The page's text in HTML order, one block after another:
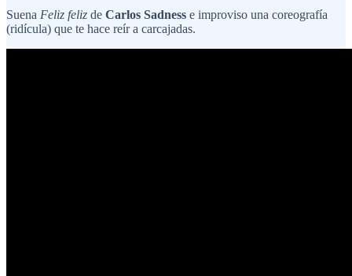
Suena Feliz feliz de Carlos Sadness e improviso una coreografía
(ridícula) que te hace reír a carcajadas.